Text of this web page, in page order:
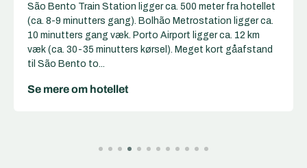
São Bento Train Station ligger ca. 500 meter fra hotellet
(ca. 8-9 minutters gang). Bolhão Metrostation ligger ca.
10 minutters gang væk. Porto Airport ligger ca. 12 km
væk (ca. 30-35 minutters kørsel). Meget kort gåafstand
til São Bento to...
Se mere om hotellet